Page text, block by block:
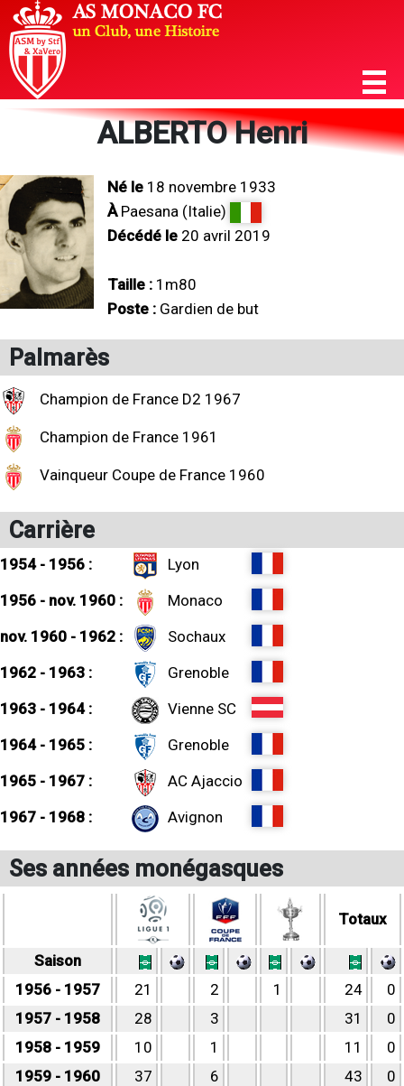
ALBERTO Henri
Né le 18 novembre 1933
ÀPaesana (Italie)
Décédé le 20 avril 2019
Taille : 1m80
Poste : Gardien de but
Palmarès
Champion de France D2 1967
Champion de France 1961
Vainqueur Coupe de France 1960
Carrière
1954 - 1956 :
Lyon
1956 - nov. 1960 :
Monaco
nov. 1960 - 1962 :
Sochaux
1962 - 1963 :
Grenoble
1963 - 1964 :
Vienne SC
1964 - 1965 :
Grenoble
1965 - 1967 :
AC Ajaccio
1967 - 1968 :
Avignon
Ses années monégasques
Totaux
Saison
1956 - 1957
21 2 1 24
0
1957 - 1958
28 3 31
0
1958 - 1959
10 1 11
0
1959 - 1960
37 6 43
0